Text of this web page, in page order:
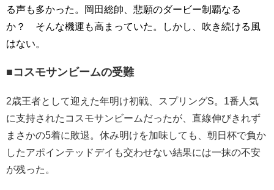
る声も多かった。岡田総帥、悲願のダービー制覇なる
か？ そんな機運も高まっていた。しかし、吹き続ける風
はない。
■コスモサンビームの受難
2歳王者として迎えた年明け初戦、スプリングS。1番人気
に支持されたコスモサンビームだったが、直線伸びきれず
まさかの5着に敗退。休み明けを加味しても、朝日杯で負か
したアポインテッドデイも交わせない結果には一抹の不安
が残った。